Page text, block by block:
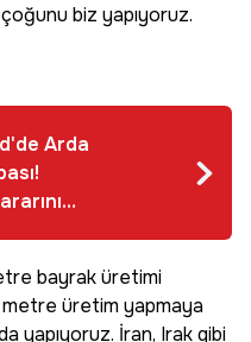
biz yapıyoruz.
Arda
bayrak üretimi
metre üretim yapmaya
yapıyoruz. İran, Irak gibi